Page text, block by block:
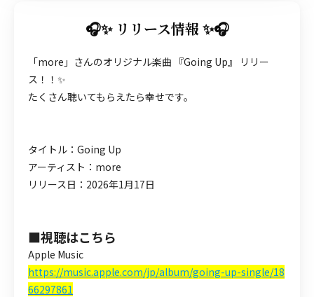
🎧✨ リリース情報 ✨🎧
「more」さんのオリジナル楽曲 『Going Up』 リリー
ス！！✨
たくさん聴いてもらえたら幸せです。
タイトル：Going Up
アーティスト：more
リリース日：2026年1月17日
■視聴はこちら
Apple Music
https://music.apple.com/jp/album/going-up-single/18
66297861